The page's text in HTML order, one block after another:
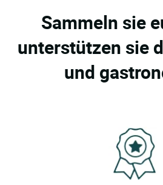
Sammeln sie
unterstützen sie
und